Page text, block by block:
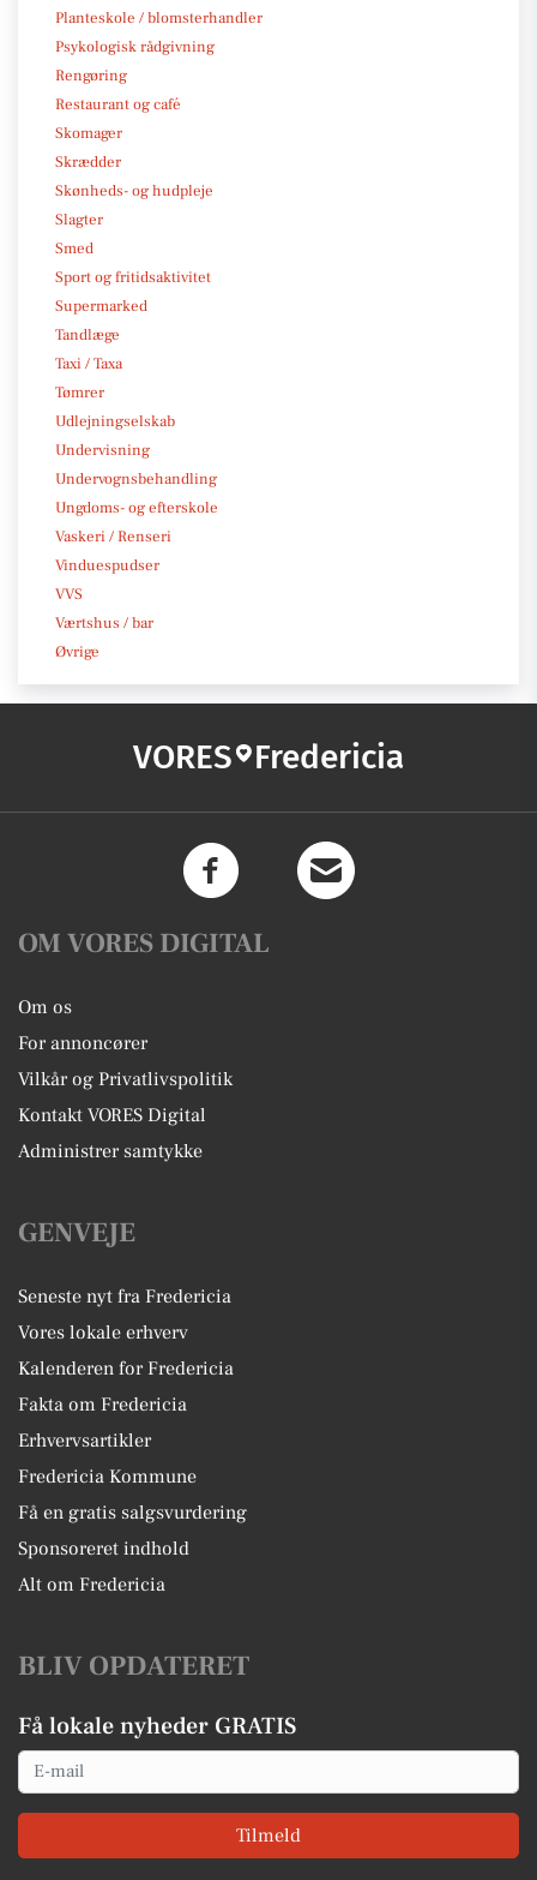
Planteskole / blomsterhandler
Psykologisk rådgivning
Rengøring
Restaurant og café
Skomager
Skrædder
Skønheds- og hudpleje
Slagter
Smed
Sport og fritidsaktivitet
Supermarked
Tandlæge
Taxi / Taxa
Tømrer
Udlejningselskab
Undervisning
Undervognsbehandling
Ungdoms- og efterskole
Vaskeri / Renseri
Vinduespudser
VVS
Værtshus / bar
Øvrige
VORES Fredericia
OM VORES DIGITAL
Om os
For annoncører
Vilkår og Privatlivspolitik
Kontakt VORES Digital
Administrer samtykke
GENVEJE
Seneste nyt fra Fredericia
Vores lokale erhverv
Kalenderen for Fredericia
Fakta om Fredericia
Erhvervsartikler
Fredericia Kommune
Få en gratis salgsvurdering
Sponsoreret indhold
Alt om Fredericia
BLIV OPDATERET
Få lokale nyheder GRATIS
Email
Tilmeld